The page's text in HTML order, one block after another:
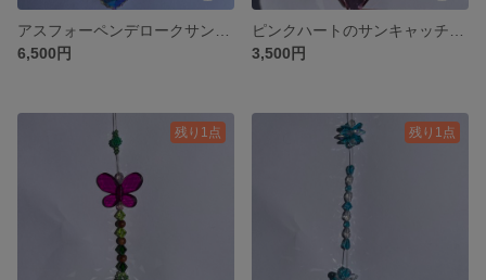
6,500円
3,500円
残り1点 残り1点